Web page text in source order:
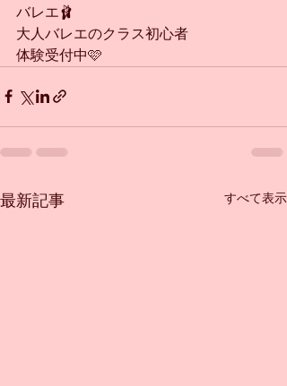
バレエ🩰
大人バレエのクラス初心者
体験受付中🩷
最新記事 すべて表示